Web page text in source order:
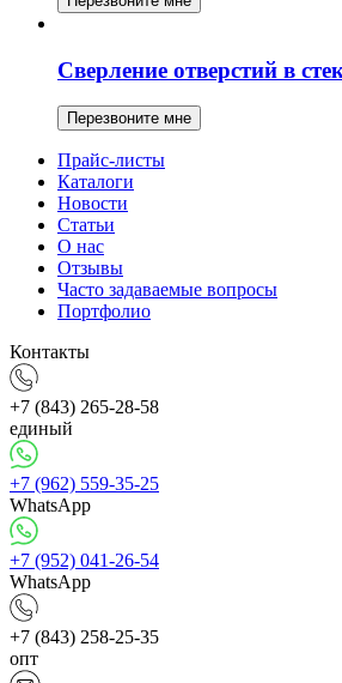
Сверление отверстий в
Перезвоните мне
Прайс-листы
Каталоги
Новости
Статьи
О нас
Отзывы
Часто задаваемые вопросы
Портфолио
Контакты
+7 (843) 265-28-58
единый
+7 (962) 559-35-25
WhatsApp
+7 (952) 041-26-54
WhatsApp
+7 (843) 258-25-35
опт